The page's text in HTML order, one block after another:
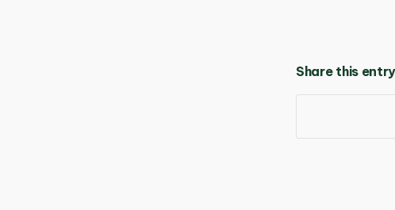
Share this entry